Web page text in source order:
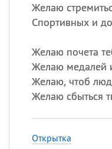
Желаю
Спортивных и
Желаю почета
Желаю медалей
Желаю, чтоб
Желаю сбыться
Открытка